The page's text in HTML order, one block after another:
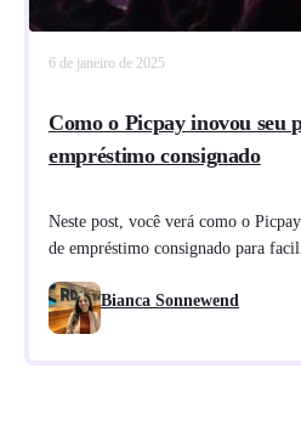
6 de janeiro de 2025
Como o Picpay inovou seu
empréstimo consignado
Neste post, você verá como o
de empréstimo consignado para
Bianca Sonnewend